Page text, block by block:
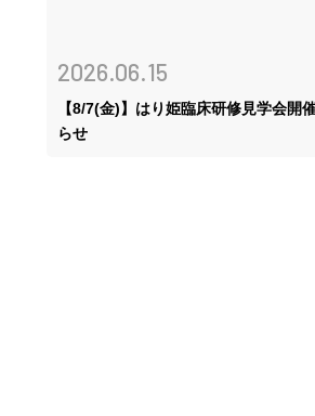
2026.06.15
【8/7(金)】はり姫臨床研修見学会開
らせ